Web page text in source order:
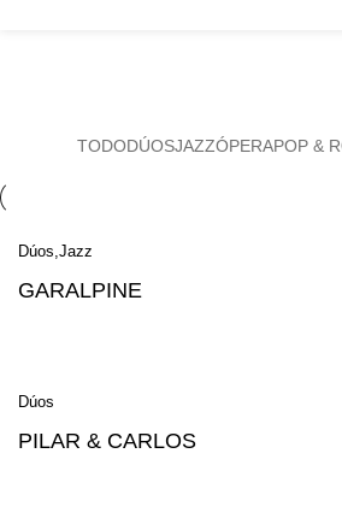
TODODÚOSJAZZÓPERAPOP &
Dúos Jazz
GARALPINE
Dúos
PILAR & CARLOS